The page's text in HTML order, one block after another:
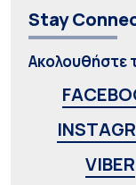
Stay
Ακολουθήστε
VIBER